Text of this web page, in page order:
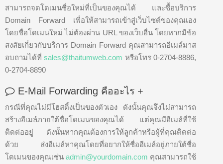
สามารถจดโดเมนชื่อใหม่ที่เป็นของคุณได้ และซื้อบริการ
Domain Forward เพื่อให้สามารถเข้าสู่เว็บไซต์ของคุณเอง
โดยชื่อโดเมนใหม่ ไม่ต้องผ่าน URL ของเว็บอื่น โดยหากมีข้อ
สงสัยเกี่ยวกับบริการ Domain Forward คุณสามารถอีเมล์มาส
อบถามได้ที่sales@thaitumweb.com หรือโทร 0-2704-8886,
0-2704-8890
E-Mail Forwarding คืออะไร +
กรณีที่คุณไม่มีโฮสติ้งเป็นของตัวเอง ดังนั้นคุณจึงไม่สามารถ
สร้างอีเมล์ภายใต้ชื่อโดเมนของคุณได้ แต่คุณมีอีเมล์ที่ใช้
ติดต่ออยู่ ดังนั้นหากคุณต้องการให้ลูกค้าหรือผู้ที่คุณติดต่อ
ด้วย ส่งอีเมล์หาคุณโดยที่อยากให้ชื่ออีเมล์อยู่ภายใต้ชื่อ
โดเมนของคุณเช่นadmin@yourdomain.com คุณสามารถใช้